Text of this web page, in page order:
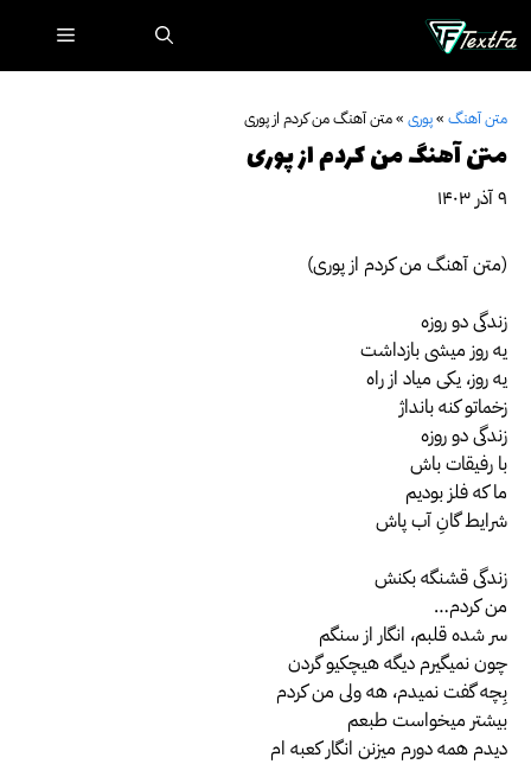
محتوا
فهرست
متن آهنگ »پوری »متن آهنگ من کردم از پوری
متن آهنگ من کردم از پوری
۹ آذر ۱۴۰۳
(متن آهنگ من کردم از پوری)
زندگی دو روزه
یه روز میشی بازداشت
یه روز، یکی میاد از راه
زخماتو کنه بانداژ
زندگی دو روزه
با رفیقات باش
ما که فلز بودیم
شرایط گانِ آب پاش
زندگی قشنگه بکنش
من کردم…
سر شده قلبم، انگار از سنگم
چون نمیگیرم دیگه هیچکیو گردن
بِچه گفت نمیدم، هه ولی من کردم
بیشتر میخواست طبعم
دیدم همه دورم میزنن انگار کعبه ام